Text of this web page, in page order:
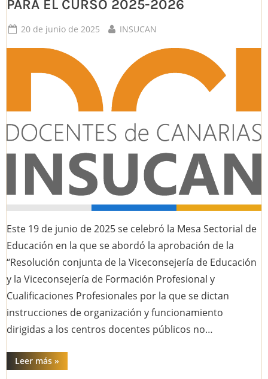
PARA EL CURSO 2025-2026
Posted
20 de junio de 2025 By
INSUCAN
Este 19 de junio de 2025 se celebró la Mesa Sectorial de
Educación en la que se abordó la aprobación de la
“Resolución conjunta de la Viceconsejería de Educación
y la Viceconsejería de Formación Profesional y
Cualificaciones Profesionales por la que se dictan
instrucciones de organización y funcionamiento
dirigidas a los centros docentes públicos no…
Leer más“DOCENTES
DE
»